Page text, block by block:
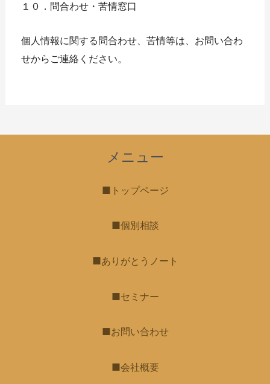
１０．問合わせ・苦情窓口
個人情報に関する問合わせ、苦情等は、お問い合わ
せからご連絡ください。
メニュー
■トップページ
■個別相談
■ありがとうノート
■セミナー
■お問い合わせ
■会社概要